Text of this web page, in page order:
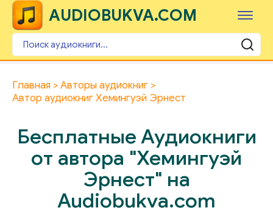
AUDIOBUKVA.COM
Главная
Авторы аудиокниг
Автор аудиокниг Хемингуэй Эрнест
Бесплатные Аудиокниги
от автора "Хемингуэй
Эрнест" на
Audiobukva.com